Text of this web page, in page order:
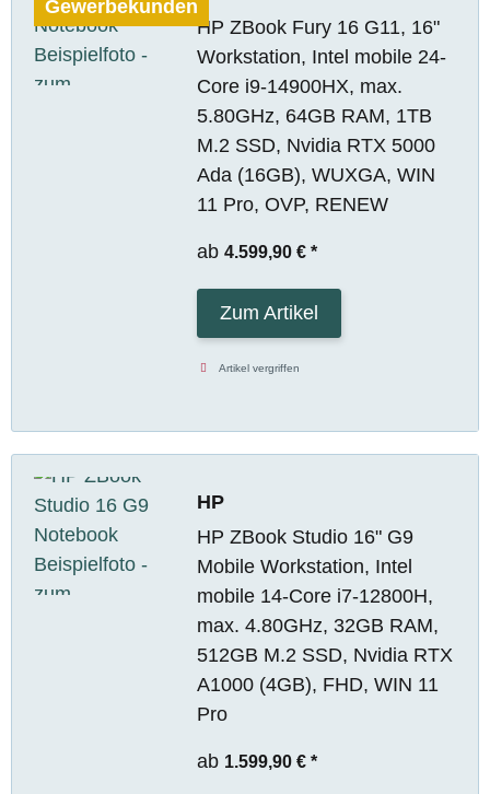
Gewerbekunden
HP ZBook Fury 16 G11, 16"
Workstation, Intel mobile 24-
Core i9-14900HX, max.
5.80GHz, 64GB RAM, 1TB
M.2 SSD, Nvidia RTX 5000
Ada (16GB), WUXGA, WIN
11 Pro, OVP, RENEW
ab 4.599,90 € *
Zum Artikel
Artikel vergriffen
HP
HP ZBook Studio 16" G9
Mobile Workstation, Intel
mobile 14-Core i7-12800H,
max. 4.80GHz, 32GB RAM,
512GB M.2 SSD, Nvidia RTX
A1000 (4GB), FHD, WIN 11
Pro
ab 1.599,90 € *